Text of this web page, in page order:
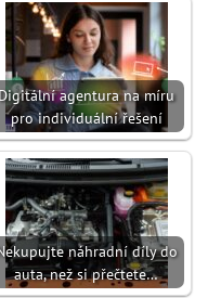
Digitální agentura na míru
pro individuální řešení
náhradní díly do
auta, než si přečtete…